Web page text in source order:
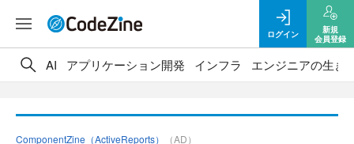
ログイン
新規
会員登録
AI アプリケーション開発 インフラ エンジニアの生き
ComponentZine（ActiveReports） （AD）